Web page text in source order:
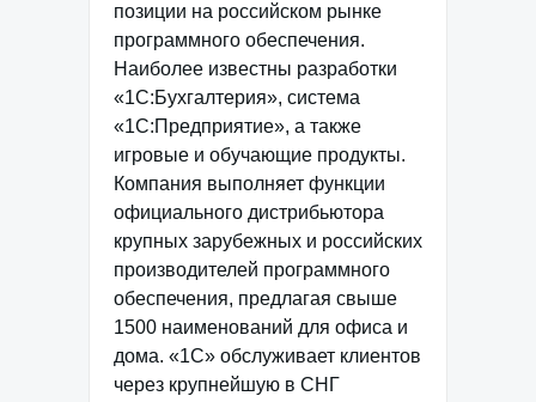
позиции на российском рынке
программного обеспечения.
Наиболее известны разработки
«1С:Бухгалтерия», система
«1С:Предприятие», а также
игровые и обучающие продукты.
Компания выполняет функции
официального дистрибьютора
крупных зарубежных и российских
производителей программного
обеспечения, предлагая свыше
1500 наименований для офиса и
дома. «1С» обслуживает клиентов
через крупнейшую в СНГ